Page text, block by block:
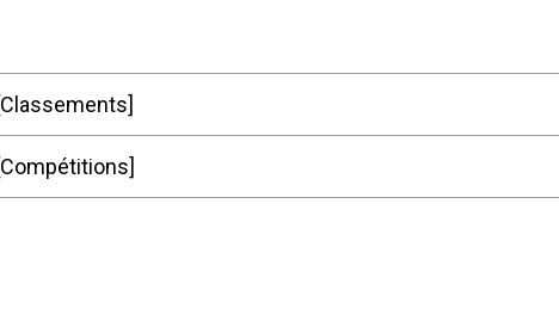
Classements
Compétitions